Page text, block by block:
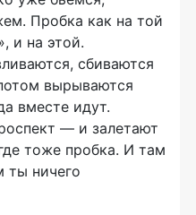
Пробка как на той
и на этой.
сбиваются
вырываются
вместе идут.
— и залетают
тоже пробка. И там
ты ничего